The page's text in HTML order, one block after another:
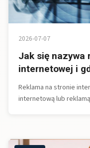
2026-07-07
Jak się nazywa
internetowej i
Reklama na stronie
internetową lub